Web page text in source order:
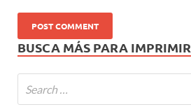
BUSCA MÁS PARA IMPRIMIR